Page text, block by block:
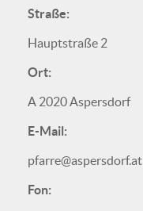
Straße:
Hauptstraße 2
Ort:
A 2020 Aspersdorf
E-Mail:
pfarre@aspersdorf.at
Fon: